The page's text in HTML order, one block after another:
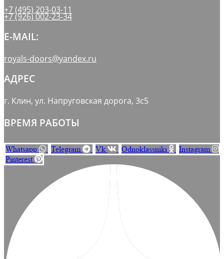
+7 (495) 203-03-11
+7 (926) 002-23-34
E-MAIL:
royals-doors@yandex.ru
АДРЕС
г. Клин, ул. Напруговская дорога, 3с5
ВРЕМЯ РАБОТЫ
Whatsapp Telegram Vk Odnoklassniki
Instagram
Pinterest